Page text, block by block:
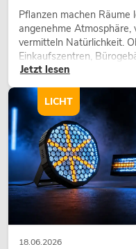
Pflanzen machen Räume
angenehme
vermitteln Natürlichkeit.
Einkaufszentren,
eine hochwertige
modernen Raumkonzept.
Jetzt lesen
18.06.2026
LICHT